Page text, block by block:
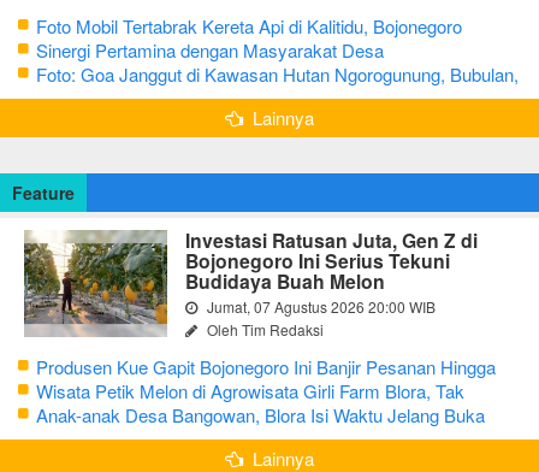
Foto Mobil Tertabrak Kereta Api di Kalitidu, Bojonegoro
Sinergi Pertamina dengan Masyarakat Desa
Foto: Goa Janggut di Kawasan Hutan Ngorogunung, Bubulan,
Bojonegoro
Lainnya
Feature
Investasi Ratusan Juta, Gen Z di
Bojonegoro Ini Serius Tekuni
Budidaya Buah Melon
Jumat, 07 Agustus 2026 20:00 WIB
Oleh Tim Redaksi
Produsen Kue Gapit Bojonegoro Ini Banjir Pesanan Hingga
Puluhan Juta di Bulan Ramadan
Wisata Petik Melon di Agrowisata Girli Farm Blora, Tak
Sampai 5 Hari Sudah Ludes Terjual
Anak-anak Desa Bangowan, Blora Isi Waktu Jelang Buka
Puasa dengan Latihan Gamelan
Lainnya